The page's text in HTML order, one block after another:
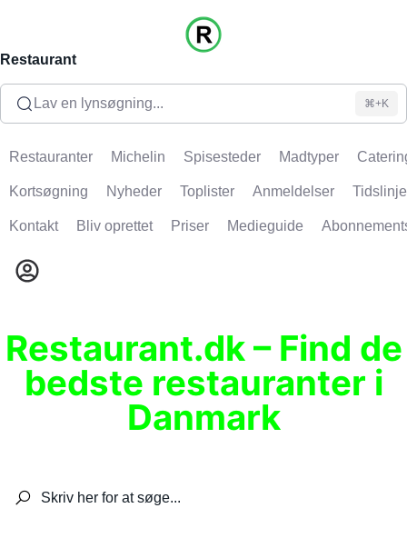
Restaurant
Lav en lynsøgning... ⌘+K
Restauranter Michelin Spisesteder Madtyper
Kortsøgning Nyheder Toplister Anmeldelser Tidslinje
Kontakt Bliv oprettet Priser Medieguide
Restaurant.dk – Find de
bedste restauranter i
Danmark